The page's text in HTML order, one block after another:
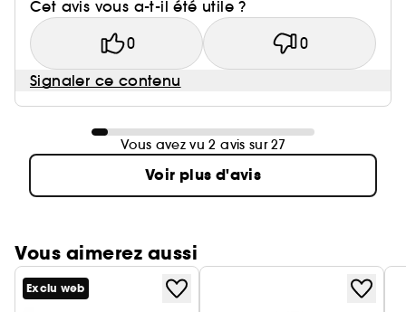
Cet avis vous a-t-il été utile ?
0 0
Signaler ce contenu
Vous avez vu 2 avis sur 27
Voir plus d'avis
Vous aimerez aussi
Exclu web